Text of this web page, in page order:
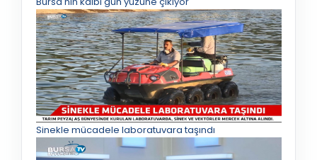
Sinekle mücadele laboratuvara taşındı